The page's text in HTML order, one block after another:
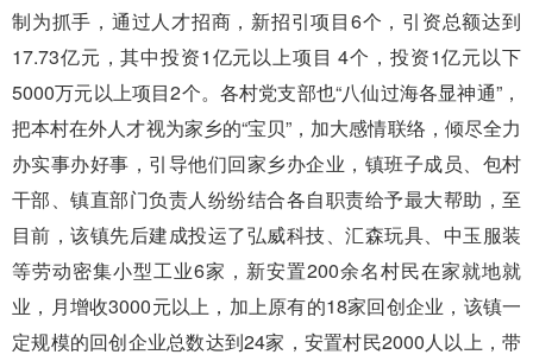
制为抓手，通过人才招商，新招引项目6个，引资总额达到
17.73亿元，其中投资1亿元以上项目 4个，投资1亿元以下
5000万元以上项目2个。各村党支部也“八仙过海各显神通”，
把本村在外人才视为家乡的“宝贝”，加大感情联络，倾尽全力
办实事办好事，引导他们回家乡办企业，镇班子成员、包村
干部、镇直部门负责人纷纷结合各自职责给予最大帮助，至
目前，该镇先后建成投运了弘威科技、汇森玩具、中玉服装
等劳动密集小型工业6家，新安置200余名村民在家就地就
业，月增收3000元以上，加上原有的18家回创企业，该镇一
定规模的回创企业总数达到24家，安置村民2000人以上，带